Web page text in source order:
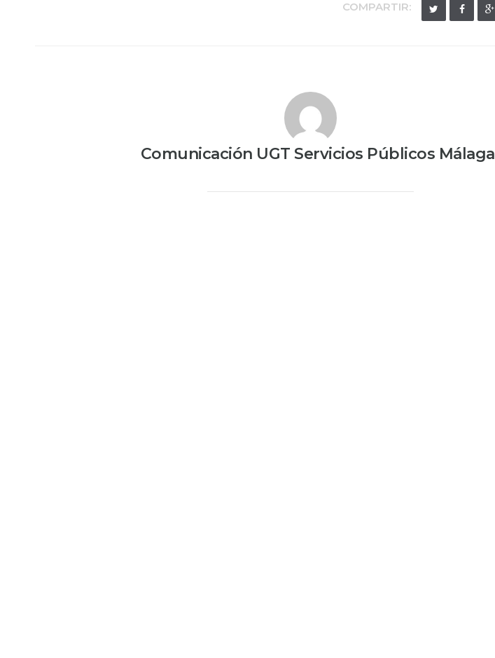
COMPARTIR:
Comunicación UGT Servicios Públicos Málaga